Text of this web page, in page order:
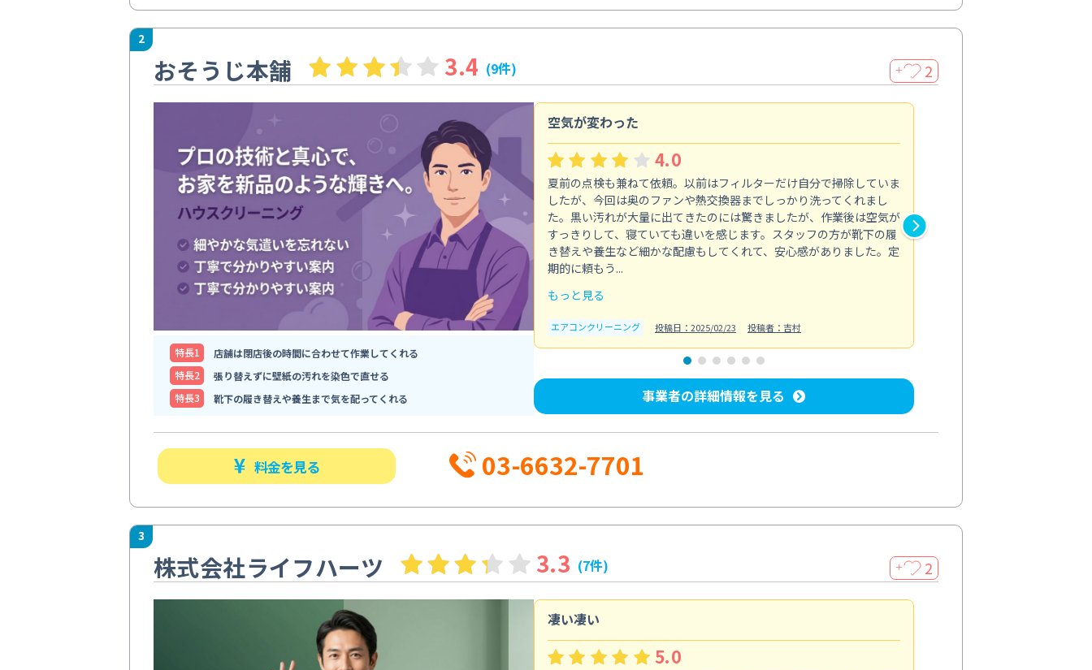
2
おそうじ本舗 3.4 (9件) ＋ 2
特⻑1
店舗は閉店後の時間に合わせて作業してくれる
特⻑2
張り替えずに壁紙の汚れを染色で直せる
特⻑3
靴下の履き替えや養生まで気を配ってくれる
空気が変わった
4.0
夏前の点検も兼ねて依頼。以前はフィルターだけ自分で掃除していま
したが、今回は奥のファンや熱交換器までしっかり洗ってくれまし
た。黒い汚れが大量に出てきたのには驚きましたが、作業後は空気が
すっきりして、寝ていても違いを感じます。スタッフの方が靴下の履
き替えや養生など細かな配慮もしてくれて、安心感がありました。定
期的に頼もう...
もっと見る
エアコンクリーニング 投稿日：2025/02/23 投稿者：吉村
事業者の詳細情報を見る
料金を見る 03-6632-7701
3
株式会社ライフハーツ 3.3 (7件) ＋ 2
凄い凄い
5.0